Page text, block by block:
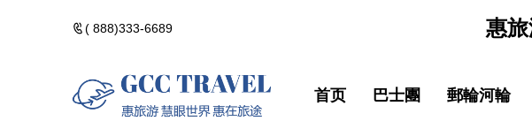
( 888)333-6689 惠
首页 巴士團 郵輪河輪